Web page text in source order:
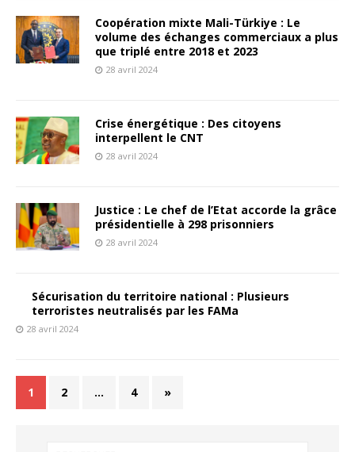
Coopération mixte Mali-Türkiye : Le
volume des échanges commerciaux a plus
que triplé entre 2018 et 2023
28 avril 2024
Crise énergétique : Des citoyens
interpellent le CNT
28 avril 2024
Justice : Le chef de l’Etat accorde la grâce
présidentielle à 298 prisonniers
28 avril 2024
Sécurisation du territoire national : Plusieurs
terroristes neutralisés par les FAMa
28 avril 2024
1 2 … 4 »